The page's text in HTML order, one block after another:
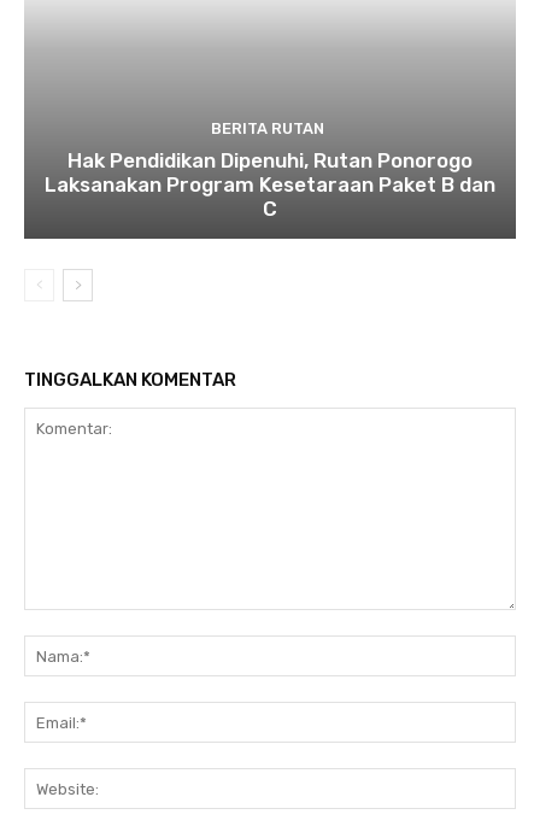
BERITA RUTAN
Hak Pendidikan Dipenuhi, Rutan Ponorogo
Laksanakan Program Kesetaraan Paket B dan
C
TINGGALKAN KOMENTAR